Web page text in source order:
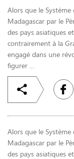
Alors que le
Madagascar par le
des pays asiatiques
contrairement à la
engagé dans une
figurer ...
Alors que le
Madagascar par le
des pays asiatiques